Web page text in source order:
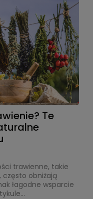
Te
trawienne, takie
często obniżają
łagodne wsparcie